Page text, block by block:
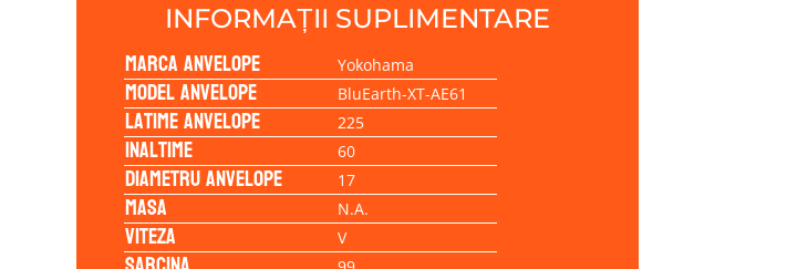
INFORMAȚII SUPLIMENTARE
Marca anvelope Yokohama
Model anvelope BluEarth-XT-AE61
Latime anvelope 225
Inaltime 60
Diametru anvelope 17
Masa N.A.
Viteza V